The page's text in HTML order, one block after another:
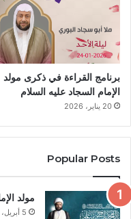
برنامج القراءة في ذكرى مولد
الإمام السجاد عليه السلام
20 يناير، 2026
Popular Posts
مولد
5 أبريل، 2024